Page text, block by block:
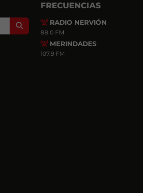
Search
FRECUENCIAS
RADIO NERVIÓN
88.0 FM
MERINDADES
107.9 FM